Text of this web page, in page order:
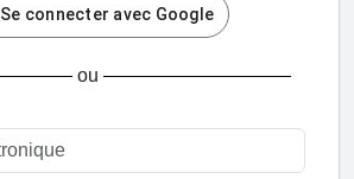
Se connecter avec Google
ou